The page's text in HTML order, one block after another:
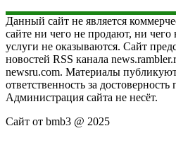
Данный сайт не является
сайте ни чего не продают, ни
услуги не оказываются. Сайт
новостей RSS канала
newsru.com. Материалы
ответственность за
Администрация сайта не несёт.
Сайт от bmb3 @ 2025